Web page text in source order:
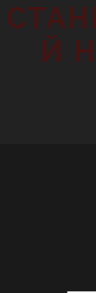
Й